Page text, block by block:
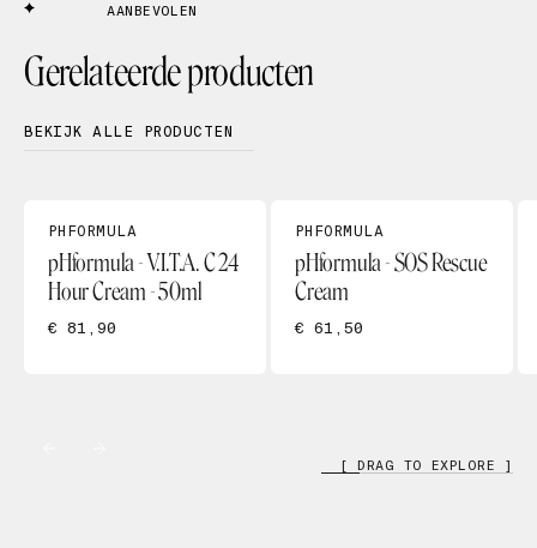
AANBEVOLEN
Gerelateerde producten
BEKIJK ALLE PRODUCTEN
PHFORMULA
pHformula - V.I.T.A. C 24
Hour Cream - 50ml
€ 81,90
PHFORMULA
pHformula - SOS Rescue
Cream
€ 61,50
[ DRAG TO EXPLORE ]